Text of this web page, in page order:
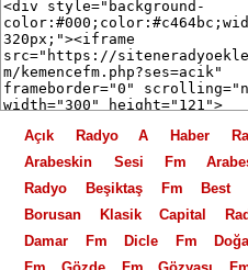
Açık Radyo A Haber
Arabeskin Sesi Fm
Radyo
Beşiktaş Fm Best
Borusan Klasik
Capital
Damar Fm
Dicle Fm